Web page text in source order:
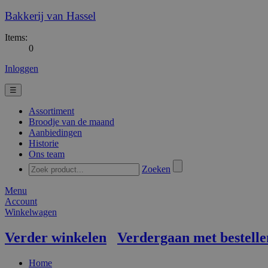
Bakkerij van Hassel
Items:
0
Inloggen
☰
Assortiment
Broodje van de maand
Aanbiedingen
Historie
Ons team
Zoeken
Menu
Account
Winkelwagen
Verder winkelen Verdergaan met
Home